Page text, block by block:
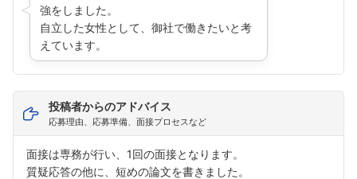
強をしました。
自立した女性として、御社で働きたいと考
えています。
投稿者からのアドバイス
応募理由、応募準備、面接プロセスなど
面接は専務が行い、1回の面接となります。
質疑応答の他に、短めの論文を書きました。